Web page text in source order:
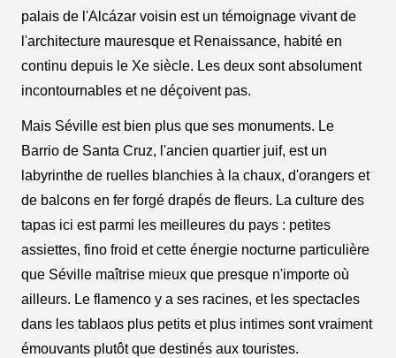
palais de l'Alcázar voisin est un témoignage vivant de
l'architecture mauresque et Renaissance, habité en
continu depuis le Xe siècle. Les deux sont absolument
incontournables et ne déçoivent pas.
Mais Séville est bien plus que ses monuments. Le
Barrio de Santa Cruz, l'ancien quartier juif, est un
labyrinthe de ruelles blanchies à la chaux, d'orangers et
de balcons en fer forgé drapés de fleurs. La culture des
tapas ici est parmi les meilleures du pays : petites
assiettes, fino froid et cette énergie nocturne particulière
que Séville maîtrise mieux que presque n'importe où
ailleurs. Le flamenco y a ses racines, et les spectacles
dans les tablaos plus petits et plus intimes sont vraiment
émouvants plutôt que destinés aux touristes.